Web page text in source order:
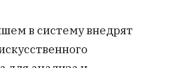
в систему внедрят